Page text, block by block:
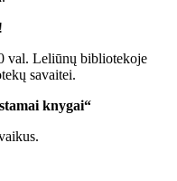
val. Leliūnų bibliotekoje
savaitei.
knygai“